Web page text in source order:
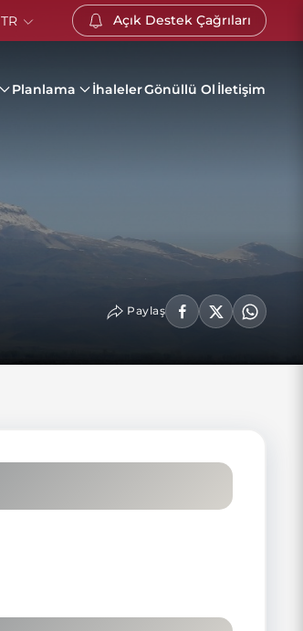
TR Açık Destek Çağrıları
Planlama İhalelerGönüllü Ol İletişim
Paylaş